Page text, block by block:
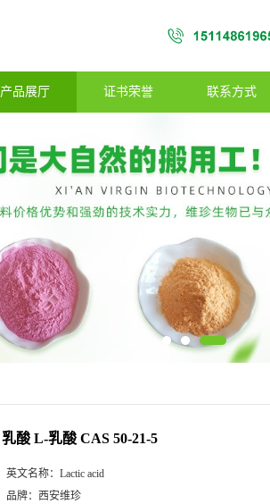
产品展厅 证书荣誉 联系方式
乳酸 L-乳酸 CAS 50-21-5
英文名称： Lactic acid
品牌： 西安维珍